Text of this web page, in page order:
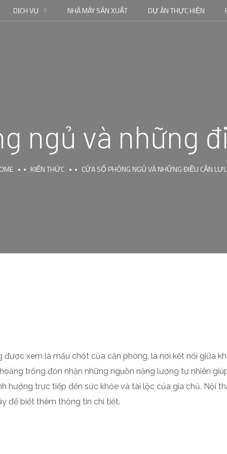
DỊCH VỤ NHÀ MÁY SẢN XUẤT DỰ ÁN THỰC HIỆN
ngủ và những
KIẾN THỨC CỬA SỔ PHÒNG NGỦ VÀ NHỮNG ĐIỀU CẦN
xem là mấu chốt của căn phòng, là nơi kết nối giữa
trống đón nhận những nguồn năng lượng tự nhiên
hưởng trực tiếp đến sức khỏe và tài lộc của gia chủ. Nội
để biết thêm thông tin chi tiết.